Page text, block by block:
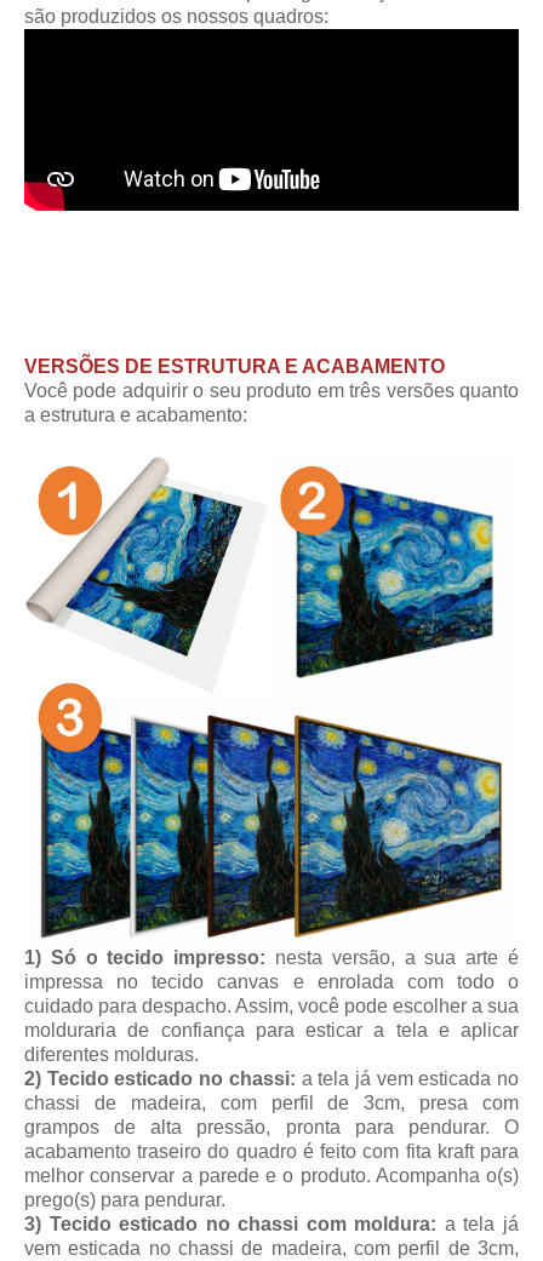
são produzidos os nossos quadros:
VERSÕES DE ESTRUTURA E ACABAMENTO
Você pode adquirir o seu produto em três versões quanto
a estrutura e acabamento:
1) Só o tecido impresso: nesta versão, a sua arte é
impressa no tecido canvas e enrolada com todo o
cuidado para despacho. Assim, você pode escolher a sua
molduraria de confiança para esticar a tela e aplicar
diferentes molduras.
2) Tecido esticado no chassi: a tela já vem esticada no
chassi de madeira, com perfil de 3cm, presa com
grampos de alta pressão, pronta para pendurar. O
acabamento traseiro do quadro é feito com fita kraft para
melhor conservar a parede e o produto. Acompanha o(s)
prego(s) para pendurar.
3) Tecido esticado no chassi com moldura: a tela já
vem esticada no chassi de madeira, com perfil de 3cm,